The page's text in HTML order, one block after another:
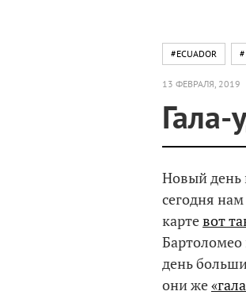
#ECUADOR
13 ФЕВРАЛЯ, 2019
Новый день
сегодня
картевот
Бартоломео
день
они же